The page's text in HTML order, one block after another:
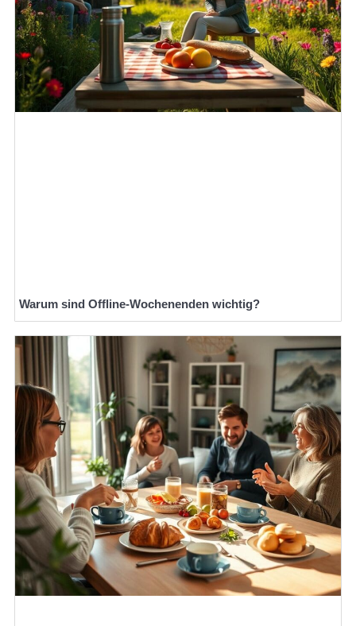
Warum sind Offline-Wochenenden wichtig?